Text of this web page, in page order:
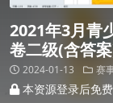
2021年3月青
卷二级(含答
2024-01-13 赛
本资源登录后免